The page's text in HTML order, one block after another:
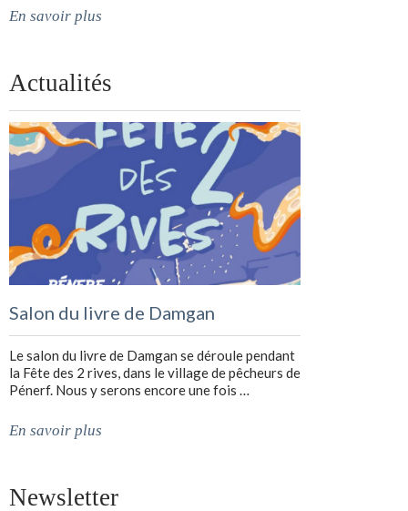
En savoir plus
Actualités
Salon du livre de Damgan
Le salon du livre de Damgan se déroule pendant
la Fête des 2 rives, dans le village de pêcheurs de
Pénerf. Nous y serons encore une fois …
En savoir plus
Newsletter